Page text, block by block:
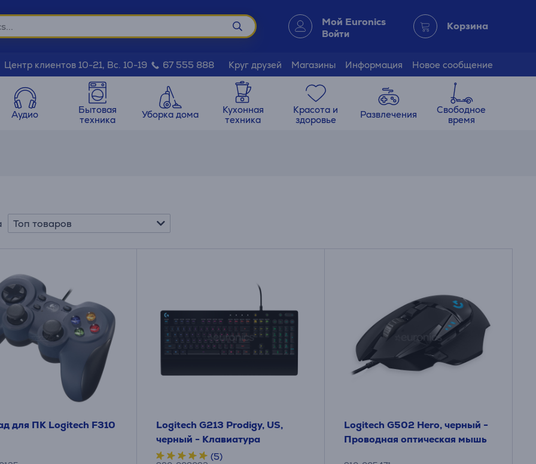
Мой Euronics
Войти
Корзина
Центр клиентов 10-21, Вс. 10-19 67 555 888 Круг друзей Магазины Информация Новое сообщение
Аудио
Бытовая
техника
Уборка дома
Кухонная
техника
Красота и
здоровье
Развлечения
Свободное
время
Топ товаров
для ПК Logitech F310
Logitech G213 Prodigy, US,
черный - Клавиатура
(5)
Logitech G502 Hero, черный -
Проводная оптическая мышь